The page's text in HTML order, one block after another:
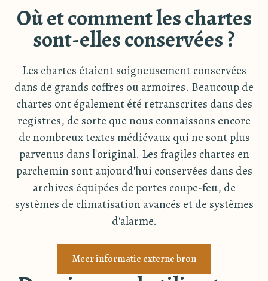
Où et comment les chartes
sont-elles conservées ?
Les chartes étaient soigneusement conservées
dans de grands coffres ou armoires. Beaucoup de
chartes ont également été retranscrites dans des
registres, de sorte que nous connaissons encore
de nombreux textes médiévaux qui ne sont plus
parvenus dans l'original. Les fragiles chartes en
parchemin sont aujourd'hui conservées dans des
archives équipées de portes coupe-feu, de
systèmes de climatisation avancés et de systèmes
d'alarme.
Meer informatie externe bron